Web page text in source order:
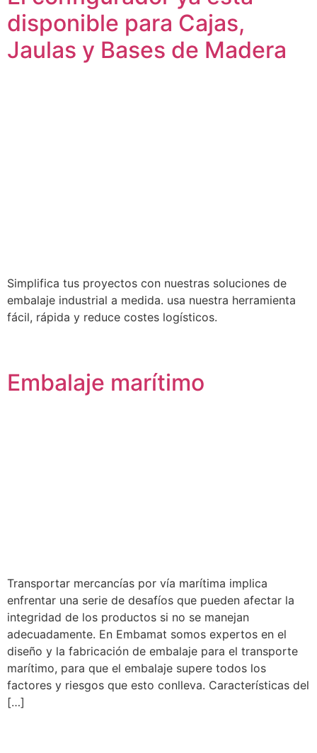
disponible para Cajas,
Jaulas y Bases de Madera
Simplifica tus proyectos con nuestras soluciones de
embalaje industrial a medida. usa nuestra herramienta
fácil, rápida y reduce costes logísticos.
Embalaje marítimo
Transportar mercancías por vía marítima implica
enfrentar una serie de desafíos que pueden afectar la
integridad de los productos si no se manejan
adecuadamente. En Embamat somos expertos en el
diseño y la fabricación de embalaje para el transporte
marítimo, para que el embalaje supere todos los
factores y riesgos que esto conlleva. Características del
[…]